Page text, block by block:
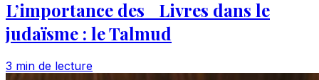
L’importance des Livres dans le
judaïsme : le Talmud
3 min de lecture